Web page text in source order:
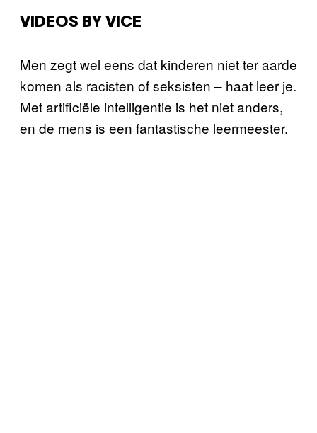
VIDEOS BY VICE
Men zegt wel eens dat kinderen niet ter aarde
komen als racisten of seksisten – haat leer je.
Met artificiële intelligentie is het niet anders,
en de mens is een fantastische leermeester.